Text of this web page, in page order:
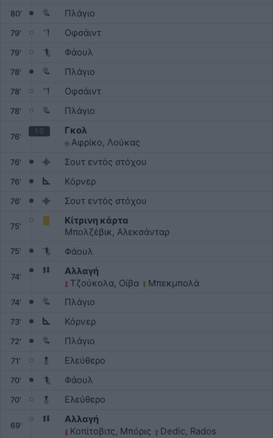
80' Πλάγιο
79' Οφσάιντ
79' Φάουλ
78' Πλάγιο
78' Οφσάιντ
78' Πλάγιο
76'
1:0
Γκολ
Αφρίκο, Λούκας
76' Σουτ εντός στόχου
76' Κόρνερ
76' Σουτ εντός στόχου
75'
Κίτρινη κάρτα
Μπολζέβικ, Αλεκσάνταρ
75' Φάουλ
74'
Αλλαγή
Τζούκολα, Οίβα
Μπεκμπολά
74' Πλάγιο
73' Κόρνερ
72' Πλάγιο
71' Ελεύθερο
70' Φάουλ
70' Ελεύθερο
69'
Αλλαγή
Κοπίτοβιτς, Μπόρις
Dedic, Rados